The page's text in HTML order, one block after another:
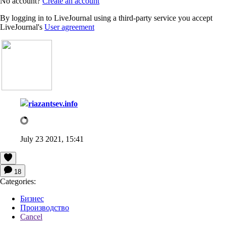
By logging in to LiveJournal using a third-party service you accept
LiveJournal's User agreement
riazantsev.info
July 23 2021, 15:41
18
Categories:
Бизнес
Производство
Cancel